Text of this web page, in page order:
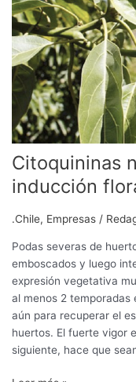
Citoquininas
inducción
.Chile, Empresas /
Podas severas de
emboscados y luego
expresión vegetativa
al menos 2 temporadas
aún para recuperar el
huertos. El fuerte vigor
siguiente, hace que
floral
de
paltos